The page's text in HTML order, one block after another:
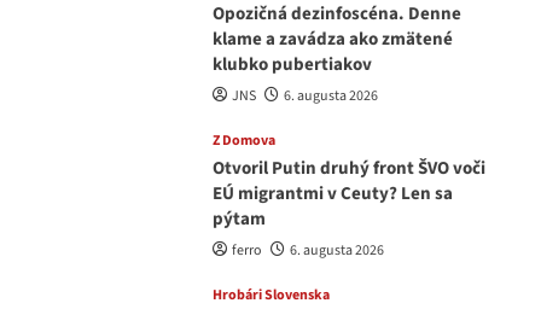
Opozičná dezinfoscéna. Denne
klame a zavádza ako zmätené
klubko pubertiakov
JNS 6. augusta 2026
Z Domova
Otvoril Putin druhý front ŠVO voči
EÚ migrantmi v Ceuty? Len sa
pýtam
ferro 6. augusta 2026
Hrobári Slovenska